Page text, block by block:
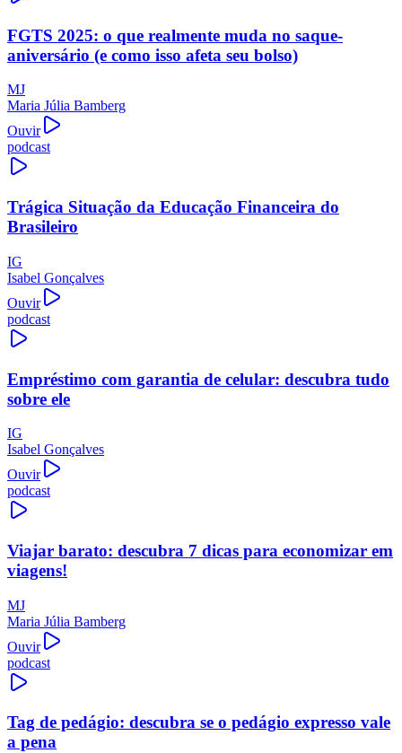
FGTS 2025: o que realmente muda no saque-
aniversário (e como isso afeta seu bolso)
MJ
Maria Júlia Bamberg
Ouvir
podcast
Trágica Situação da Educação Financeira do
Brasileiro
IG
Isabel Gonçalves
Ouvir
podcast
Empréstimo com garantia de celular: descubra tudo
sobre ele
IG
Isabel Gonçalves
Ouvir
podcast
Viajar barato: descubra 7 dicas para economizar em
viagens!
MJ
Maria Júlia Bamberg
Ouvir
podcast
Tag de pedágio: descubra se o pedágio expresso vale
a pena